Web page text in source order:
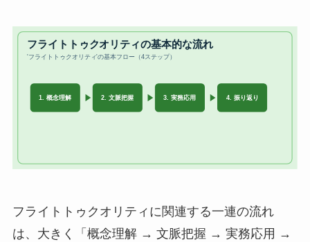
フライトトゥクオリティに関連する一連の流れ
は、大きく「概念理解 → 文脈把握 → 実務応用 →